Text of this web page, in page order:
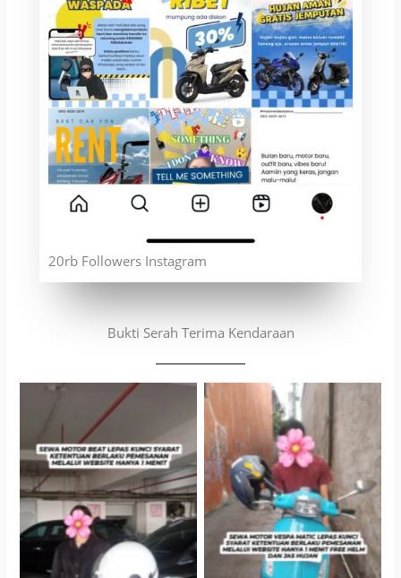
20rb Followers Instagram
Bukti Serah Terima Kendaraan
Cityplaza Jatinegara
Gedung Parkir P6A
Antar Jemput Kendaraan